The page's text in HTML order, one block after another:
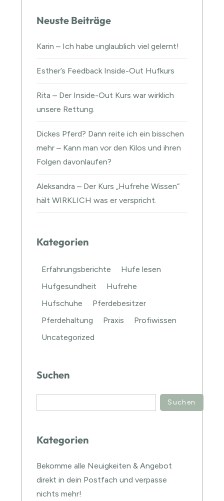
Neuste Beiträge
Karin – Ich habe unglaublich viel gelernt!
Esther’s Feedback Inside-Out Hufkurs
Rita – Der Inside-Out Kurs war wirklich
unsere Rettung.
Dickes Pferd? Dann reite ich ein bisschen
mehr – Kann man vor den Kilos und ihren
Folgen davonlaufen?
Aleksandra – Der Kurs „Hufrehe Wissen“
hält WIRKLICH was er verspricht.
Kategorien
Erfahrungsberichte
Hufe lesen
Hufgesundheit
Hufrehe
Hufschuhe
Pferdebesitzer
Pferdehaltung
Praxis
Profiwissen
Uncategorized
Suchen
Suchen
Kategorien
Bekomme alle Neuigkeiten & Angebot
direkt in dein Postfach und verpasse
nichts mehr!